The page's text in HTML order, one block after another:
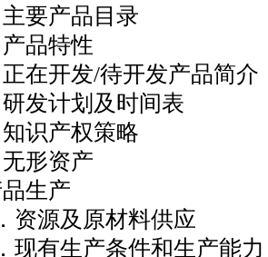
品目录
特性
发/待开发产品简介
划及时间表
权策略
资产
生产
及原材料供应
产条件和生产能力